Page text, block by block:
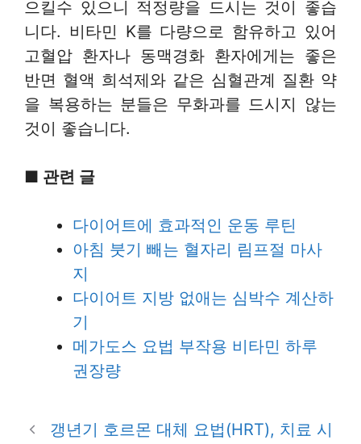
으킬수 있으니 적정량을 드시는 것이 좋습
니다. 비타민 K를 다량으로 함유하고 있어
고혈압 환자나 동맥경화 환자에게는 좋은
반면 혈액 희석제와 같은 심혈관계 질환 약
을 복용하는 분들은 무화과를 드시지 않는
것이 좋습니다.
■ 관련 글
다이어트에 효과적인 운동 루틴
아침 붓기 빼는 혈자리 림프절 마사
지
다이어트 지방 없애는 심박수 계산하
기
메가도스 요법 부작용 비타민 하루
권장량
갱년기 호르몬 대체 요법(HRT), 치료 시